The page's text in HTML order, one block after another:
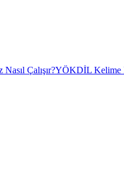
Çalışır?YÖKDİL Kelime